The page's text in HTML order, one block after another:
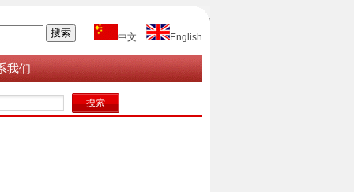
中文 English
我们